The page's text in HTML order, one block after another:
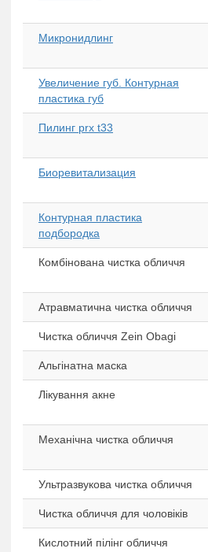
Микронидлинг
Увеличение губ. Контурная
пластика губ
Пилинг prx t33
Биоревитализация
Контурная пластика
подбородка
Комбінована чистка обличчя
Атравматична чистка обличчя
Чистка обличчя Zein Obagi
Альгінатна маска
Лікування акне
Механічна чистка обличчя
Ультразвукова чистка обличчя
Чистка обличчя для чоловіків
Кислотний пілінг обличчя